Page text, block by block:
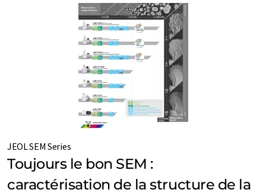
JEOL SEM Series
Toujours le bon SEM :
caractérisation de la structure de la